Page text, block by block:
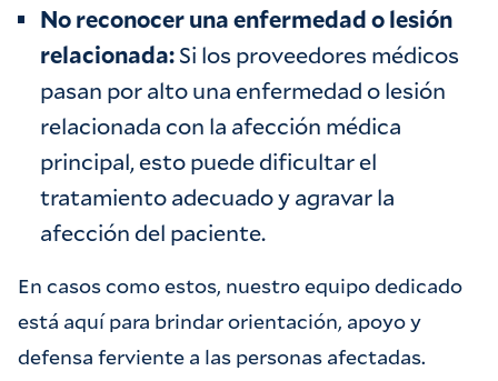
No reconocer una enfermedad o lesión
relacionada:Si los proveedores médicos
pasan por alto una enfermedad o lesión
relacionada con la afección médica
principal, esto puede dificultar el
tratamiento adecuado y agravar la
afección del paciente.
En casos como estos, nuestro equipo dedicado
está aquí para brindar orientación, apoyo y
defensa ferviente a las personas afectadas.